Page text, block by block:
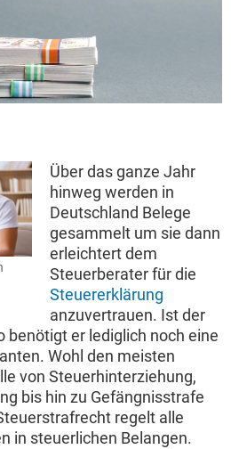
Über das ganze Jahr
hinweg werden in
Deutschland Belege
gesammelt um sie dann
erleichtert dem
Steuerberater für die
Steuererklärung
anzuvertrauen. Ist der
benötigt er lediglich noch eine
Wohl den meisten
von Steuerhinterziehung,
bis hin zu Gefängnisstrafe
regelt alle
in steuerlichen Belangen.